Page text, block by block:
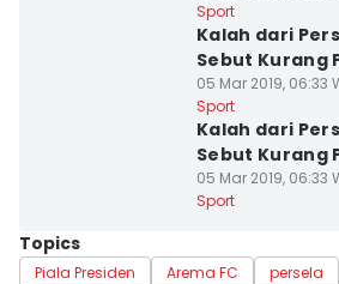
Sport
Kalah dari
Sebut Kurang
05 Mar 2019, 06:33
Sport
Kalah dari
Sebut Kurang
05 Mar 2019, 06:33
Sport
Topics
Piala Presiden Arema FC persela